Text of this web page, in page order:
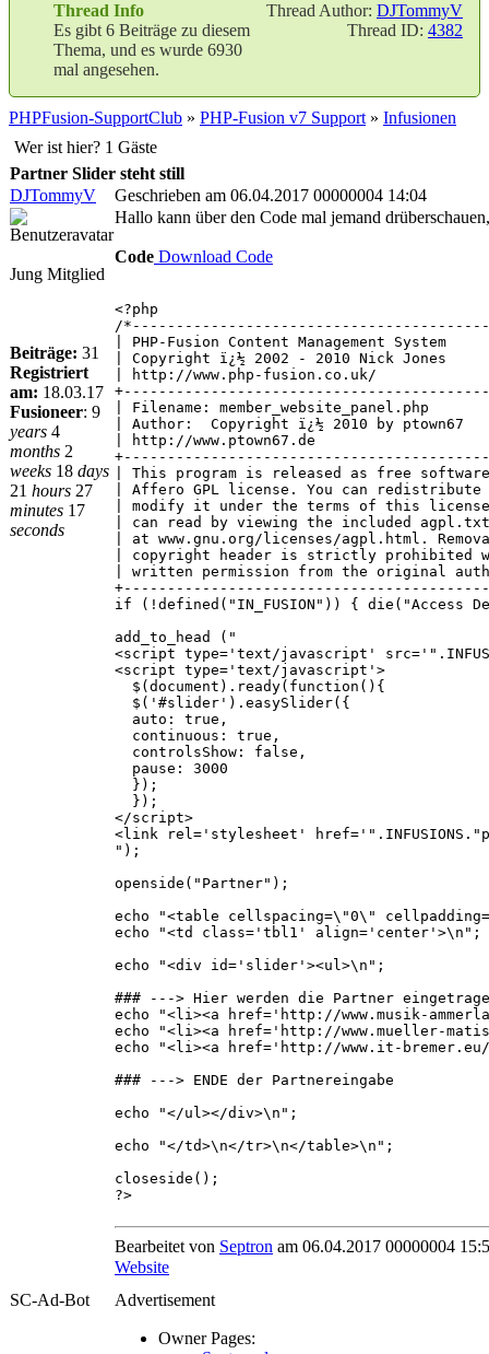
Thread Author: DJTommyV
Thread ID: 4382
Thread Info
Es gibt 6 Beiträge zu diesem
Thema, und es wurde 6930
mal angesehen.
PHPFusion-SupportClub » PHP-Fusion v7 Support » Infusionen
Wer ist hier? 1 Gäste
Partner Slider steht still
DJTommyV
Geschrieben am 06.04.2017 00000004 14:04
Jung Mitglied
Beiträge: 31
Registriert
am: 18.03.17
Fusioneer: 9
years 4
months 2
weeks 18 days
21 hours 27
minutes 17
seconds
Hallo kann über den Code mal jemand
Code Download Code
<?php
/
| PHP-Fusion Content Management System
| Copyright ï¿½ 2002 - 2010 Nick Jones
| http://www.php-fusion.co.uk/
| Filename: member_website_panel.php
| Author: Copyright ï¿½ 2010 by ptown67
| http://www.ptown67.de
| This program is released as free
| Affero GPL license. You can
| modify it under the terms of this license
| can read by viewing the included
| at www.gnu.org/licenses/agpl.html.
| copyright header is strictly prohibited
| written permission from the original
if (!defined("IN_FUSION")) { die("Access
add_to_head ("
<script type='text/javascript'
<script type='text/javascript'>
$(document).ready(function(){
$('#slider').easySlider({
auto: true,
continuous: true,
controlsShow: false,
pause: 3000
});
});
</script>
<link rel='stylesheet'
");
openside("Partner");
echo "<table cellspacing=\"0\"
echo "<td class='tbl1' align='center'>\n";
echo "<div id='slider'><ul>\n";
### ---> Hier werden die Partner
echo "<li><a href='http://www.musik-
echo "<li><a href='http://www.mueller-
echo "<li><a href='http://www.it-
### ---> ENDE der Partnereingabe
echo "</ul></div>\n";
echo "</td>\n</tr>\n</table>\n";
closeside();
?>
Bearbeitet von Septron am 06.04.2017 00000004
Website
SC-Ad-Bot
Advertisement
Owner Pages: